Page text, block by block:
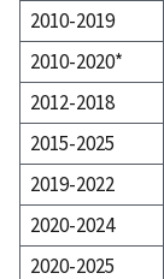
2010-2019
2010-2020*
2012-2018
2015-2025
2019-2022
2020-2024
2020-2025